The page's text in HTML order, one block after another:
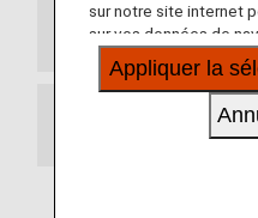
Terminal de départ
sur notre site internet
sur vos données de
permettent de fournir
à vos intérêts
Appliquer la